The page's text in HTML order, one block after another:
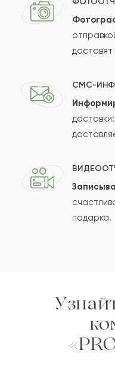
Сколько будет
Отзыв будет
Проверяем на спам.
доставят
СМС-
подарка.